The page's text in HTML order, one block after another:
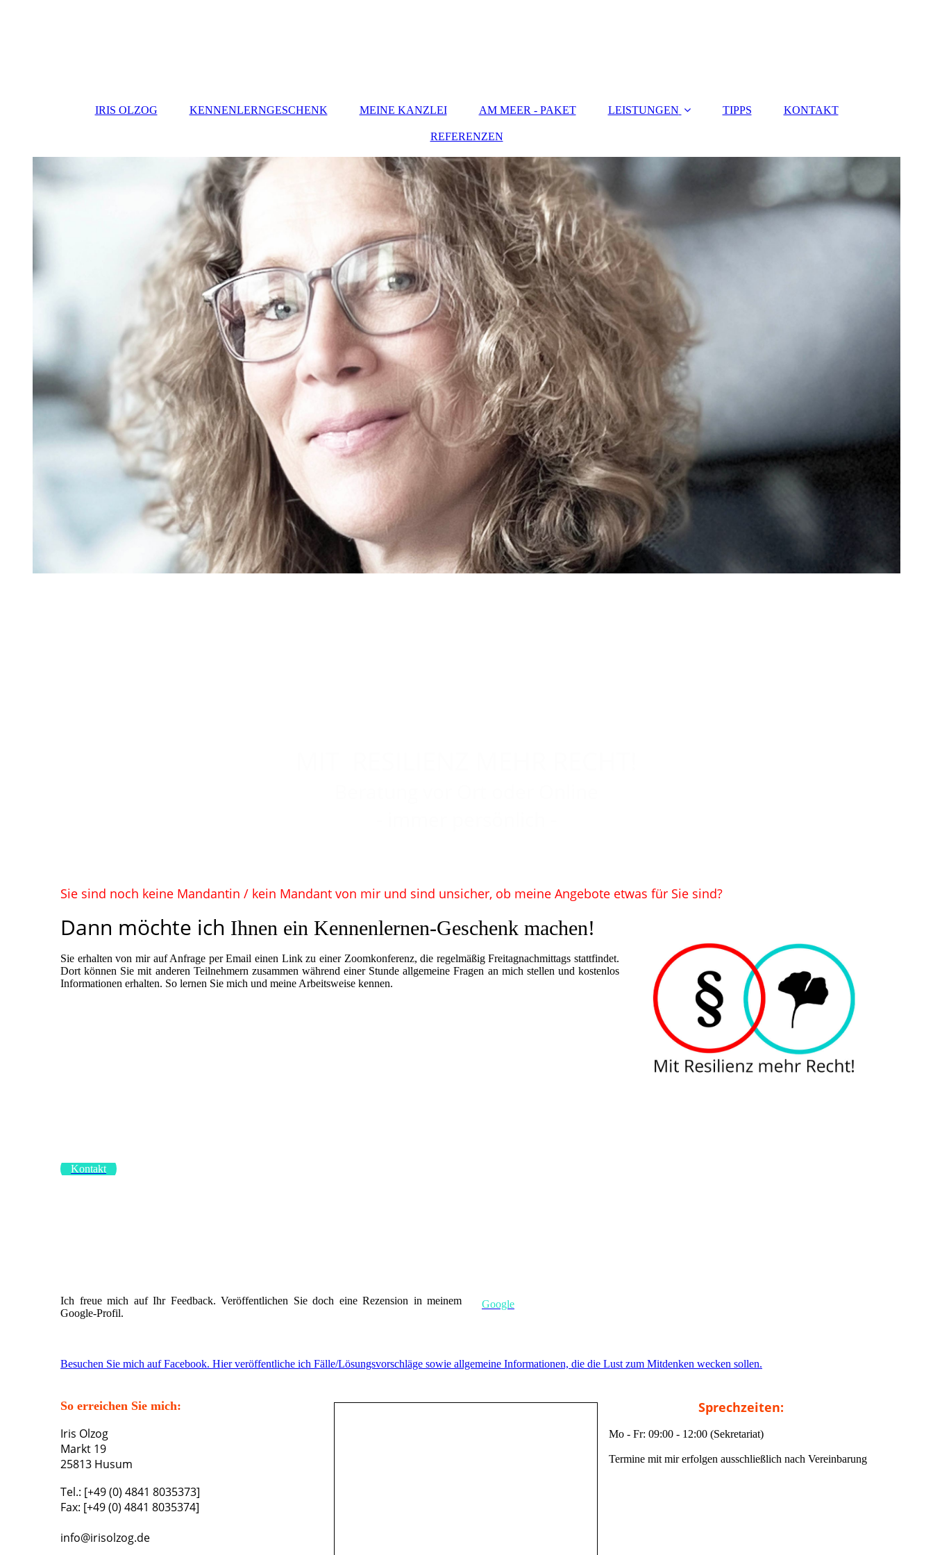
IRIS OLZOG KENNENLERNGESCHENK MEINE KANZLEI AM MEER - PAKET LEISTUNGEN TIPPS KONTAKT
REFERENZEN
Familienrecht
Personal Coach
Sie sind noch keine Mandantin / kein Mandant von mir und sind unsicher, ob meine Angebote etwas für Sie sind?
Dann möchte ich Ihnen ein Kennenlernen-Geschenk machen!
Sie erhalten von mir auf Anfrage per Email einen Link zu einer Zoomkonferenz, die regelmäßig Freitagnachmittags stattfindet.
Dort können Sie mit anderen Teilnehmern zusammen während einer Stunde allgemeine Fragen an mich stellen und kostenlos
Informationen erhalten. So lernen Sie mich und meine Arbeitsweise kennen.
Kontakt
Ich freue mich auf Ihr Feedback. Veröffentlichen Sie doch eine Rezension in meinem
Google-Profil.
Google
Besuchen Sie mich auf Facebook. Hier veröffentliche ich Fälle/Lösungsvorschläge sowie allgemeine Informationen, die die Lust zum Mitdenken wecken sollen.
So erreichen Sie mich:
Iris Olzog
Markt 19
25813 Husum
Tel.: [+49 (0) 4841 8035373]
Fax: [+49 (0) 4841 8035374]
info@irisolzog.de
Sprechzeiten:
Mo - Fr: 09:00 - 12:00 (Sekretariat)
Termine mit mir erfolgen ausschließlich nach Vereinbarung